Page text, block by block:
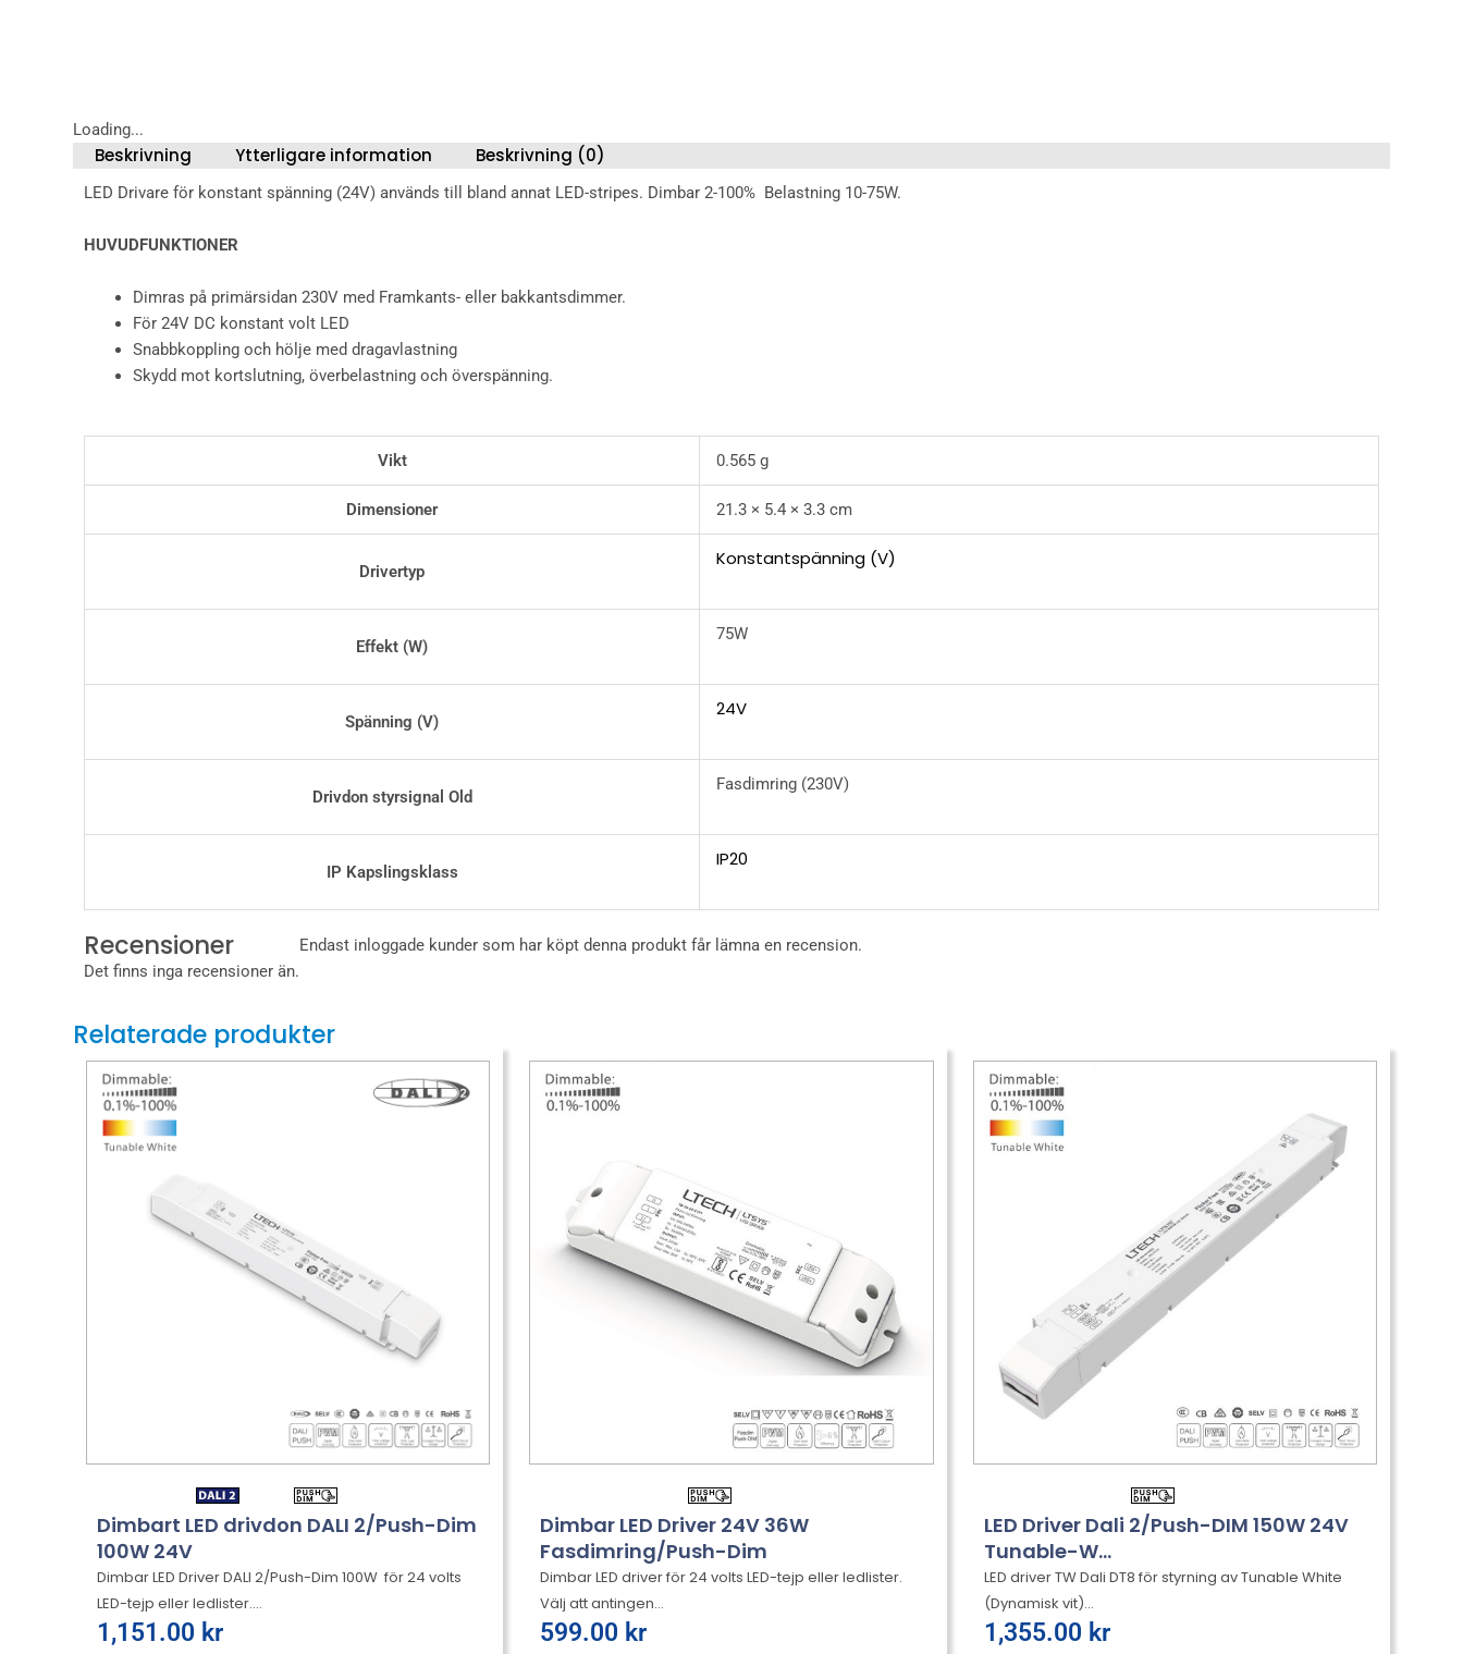
Loading...
Beskrivning Ytterligare information Beskrivning (0)
LED Drivare för konstant spänning (24V) används till bland annat LED-stripes. Dimbar 2-100% Belastning 10-75W.
HUVUDFUNKTIONER
Dimras på primärsidan 230V med Framkants- eller bakkantsdimmer.
För 24V DC konstant volt LED
Snabbkoppling och hölje med dragavlastning
Skydd mot kortslutning, överbelastning och överspänning.
Vikt 0.565 g
Dimensioner 21.3 × 5.4 × 3.3 cm
Drivertyp
Konstantspänning (V)
Effekt (W)
75W
Spänning (V)
24V
Drivdon styrsignal Old
Fasdimring (230V)
IP Kapslingsklass
IP20
Recensioner
Det finns inga recensioner än.
Endast inloggade kunder som har köpt denna produkt får lämna en recension.
Relaterade produkter
Dimbart LED drivdon DALI 2/Push-Dim
100W 24V
Dimbar LED Driver DALI 2/Push-Dim 100W för 24 volts
LED-tejp eller ledlister....
1,151.00 kr
Dimbar LED Driver 24V 36W
Fasdimring/Push-Dim
Dimbar LED driver för 24 volts LED-tejp eller ledlister.
Välj att antingen...
599.00 kr
LED Driver Dali 2/Push-DIM 150W 24V
Tunable-W...
LED driver TW Dali DT8 för styrning av Tunable White
(Dynamisk vit)...
1,355.00 kr